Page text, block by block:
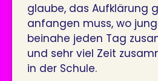
glaube, das Aufklärung
anfangen muss, wo
beinahe jeden Tag
und sehr viel Zeit
in der Schule.